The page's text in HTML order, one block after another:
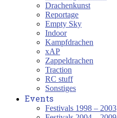
Drachenkunst
Reportage
Empty Sky
Indoor
Kampfdrachen
xAP
Zappeldrachen
Traction
RC stuff
Sonstiges
Events
Festivals 1998 – 2003